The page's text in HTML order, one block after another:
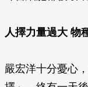
人擇力量過大 物
嚴宏洋十分憂心